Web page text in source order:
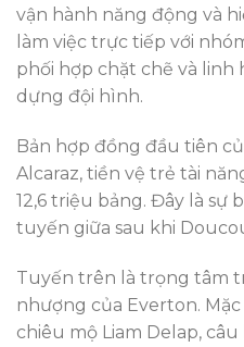
vận hành năng động và
làm việc trực tiếp với
phối hợp chặt chẽ và
dựng đội hình.
Bản hợp đồng đầu tiên
Alcaraz, tiền vệ trẻ tài
12,6 triệu bảng. Đây là sự
tuyến giữa sau khi
Tuyến trên là trọng tâm
nhượng của Everton.
chiêu mộ Liam Delap,